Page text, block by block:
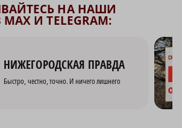
НА НАШИ
И TELEGRAM:
НИЖЕГОРОДСКАЯ ПРАВДА
Быстро, честно, точно. И ничего лишнего